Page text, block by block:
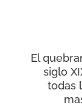
El
siglo
todas